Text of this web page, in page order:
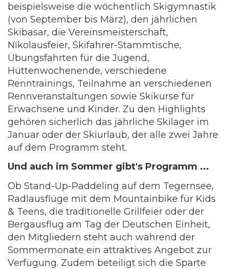
beispielsweise die wöchentlich Skigymnastik
(von September bis März), den jährlichen
Skibasar, die Vereinsmeisterschaft,
Nikolausfeier, Skifahrer-Stammtische,
Übungsfahrten für die Jugend,
Hüttenwochenende, verschiedene
Renntrainings, Teilnahme an verschiedenen
Rennveranstaltungen sowie Skikurse für
Erwachsene und Kinder. Zu den Highlights
gehören sicherlich das jährliche Skilager im
Januar oder der Skiurlaub, der alle zwei Jahre
auf dem Programm steht.
Und auch im Sommer gibt's Programm ...
Ob Stand-Up-Paddeling auf dem Tegernsee,
Radlausflüge mit dem Mountainbike für Kids
& Teens, die traditionelle Grillfeier oder der
Bergausflug am Tag der Deutschen Einheit,
den Mitgliedern steht auch während der
Sommermonate ein attraktives Angebot zur
Verfügung. Zudem beteiligt sich die Sparte